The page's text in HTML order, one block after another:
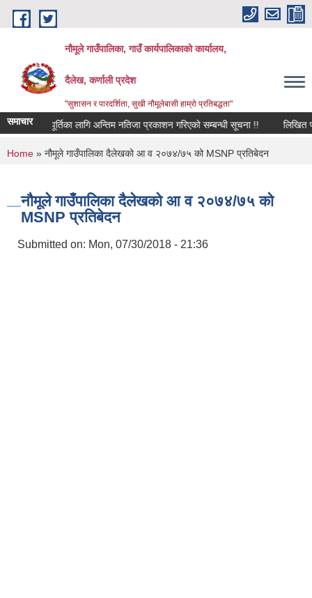
Skip to main content
नौमूले गाउँपालिका, गाउँ कार्यपालिकाको कार्यालय,
दैलेख, कर्णाली प्रदेश
"सुशासन र पारदर्शिता, सुखी नौमूलेबासी हाम्रो प्रतिबद्धता"
समाचार
पदपूर्तिका लागि अन्तिम नतिजा प्रकाशन गरिएको सम्बन्धी सूचना !! लिखित
You are here
Home » नौमूले गाउँपालिका दैलेखको आ व २०७४/७५ को MSNP प्रतिबेदन
नौमूले गाउँपालिका दैलेखको आ व २०७४/७५ को
MSNP प्रतिबेदन
Submitted on: Mon, 07/30/2018 - 21:36